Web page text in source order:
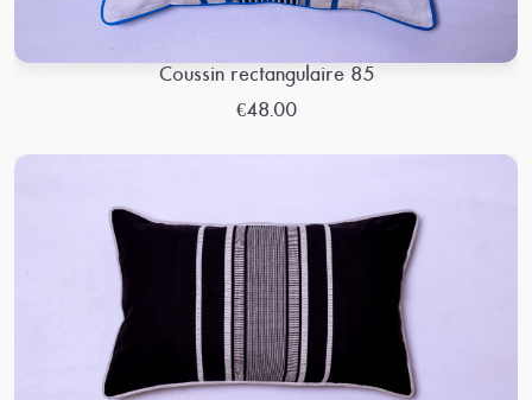
Coussin rectangulaire 85
€48.00